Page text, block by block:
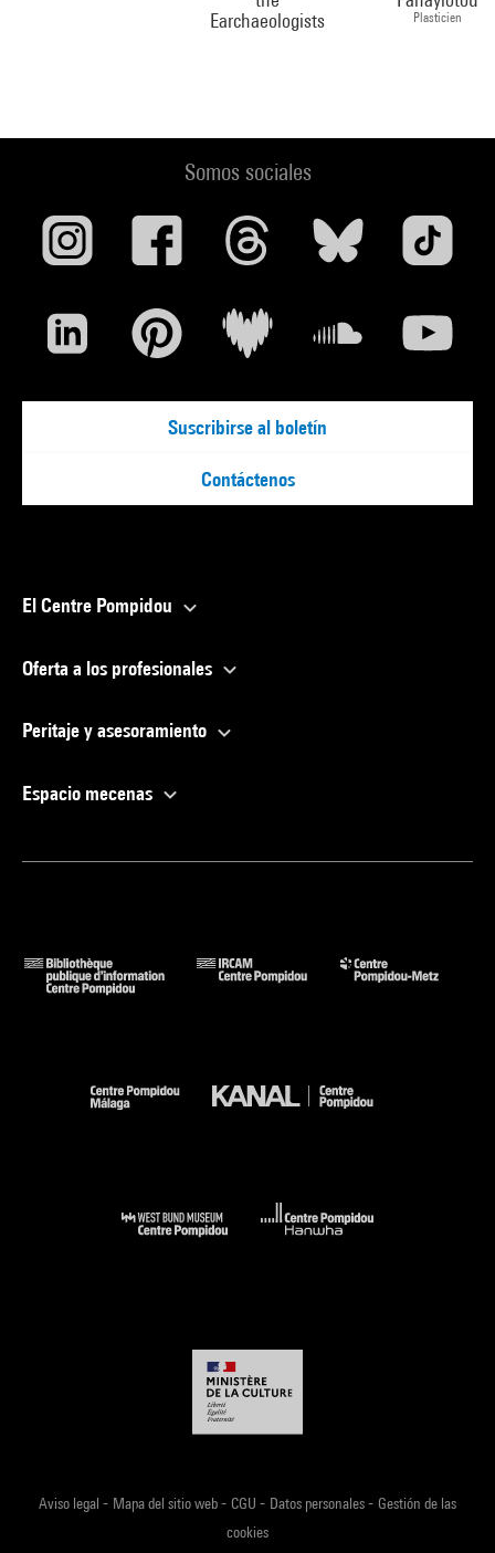
Earchaeologists
Plasticien
Somos sociales
Suscribirse al boletín
Contáctenos
El Centre Pompidou
Oferta a los profesionales
Peritaje y asesoramiento
Espacio mecenas
Aviso legal - Mapa del sitio web- CGU - Datos personales- Gestión de las
cookies